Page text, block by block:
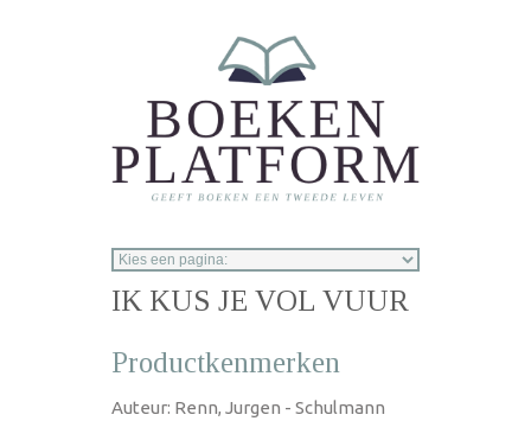
IK KUS JE VOL VUUR
Productkenmerken
Auteur: Renn, Jurgen - Schulmann